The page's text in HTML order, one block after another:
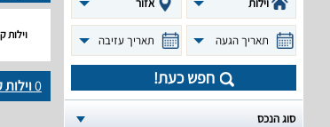
וילות אזור
תאריך הגעה תאריך עזיבה
חפש כעת!
סוג הנכס
וילות
0